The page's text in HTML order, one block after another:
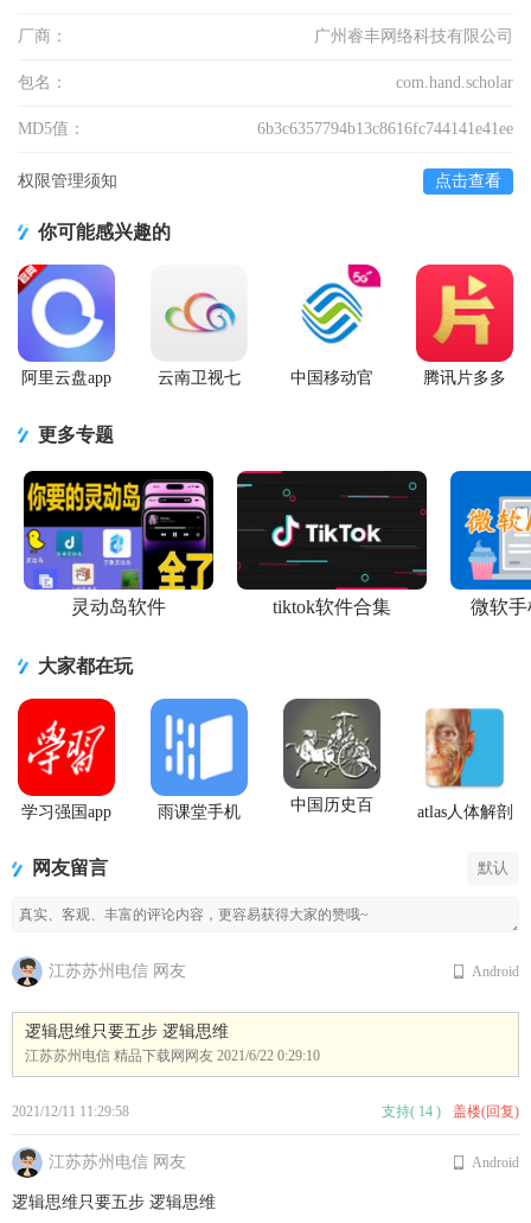
厂商： 广州睿丰网络科技有限公司
包名： com.hand.scholar
MD5值： 6b3c6357794b13c8616fc744141e41ee
权限管理须知 点击查看
你可能感兴趣的
阿里云盘app
云南卫视七
中国移动官
腾讯片多多
更多专题
灵动岛软件 tiktok软件合集 微软手
大家都在玩
学习强国app
雨课堂手机
中国历史百
atlas人体解剖
网友留言 默认
江苏苏州电信 网友
2021/12/11 11:29:58
逻辑思维只要五步 逻辑思维
江苏苏州电信 精品下载网网友 2021/6/22 0:29:10
Android
支持( 14 ) 盖楼(回复)
江苏苏州电信 网友
逻辑思维只要五步 逻辑思维
Android